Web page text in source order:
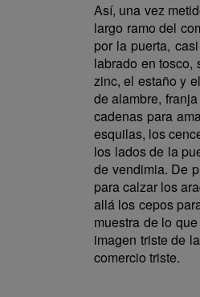
Así, una vez
largo ramo del
por la puerta,
labrado en tosco,
zinc, el estaño y
de alambre,
cadenas para
esquilas, los
los lados de la
de vendimia. De
para calzar los
allá los cepos
muestra de lo
imagen triste de
comercio triste.